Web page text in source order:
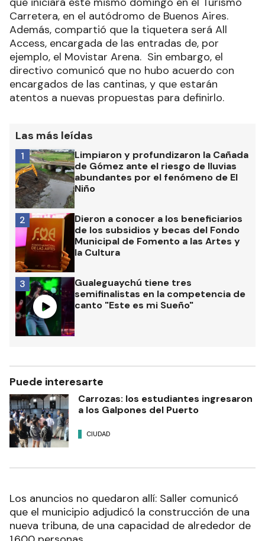
Carretera, en el autódromo de Buenos Aires.
Además, compartió que la tiquetera será All
Access, encargada de las entradas de, por
ejemplo, el Movistar Arena. Sin embargo, el
directivo comunicó que no hubo acuerdo con
encargados de las cantinas, y que estarán
atentos a nuevas propuestas para definirlo.
Las más leídas
Limpiaron y profundizaron la Cañada
de Gómez ante el riesgo de lluvias
abundantes por el fenómeno de El
Niño
1
Dieron a conocer a los beneficiarios
de los subsidios y becas del Fondo
Municipal de Fomento a las Artes y
la Cultura
2
Gualeguaychú tiene tres
semifinalistas en la competencia de
canto "Este es mi Sueño"
3
Puede interesarte
Carrozas: los estudiantes ingresaron
a los Galpones del Puerto
CIUDAD
Los anuncios no quedaron allí: Saller comunicó
que el municipio adjudicó la construcción de una
nueva tribuna, de una capacidad de alrededor de